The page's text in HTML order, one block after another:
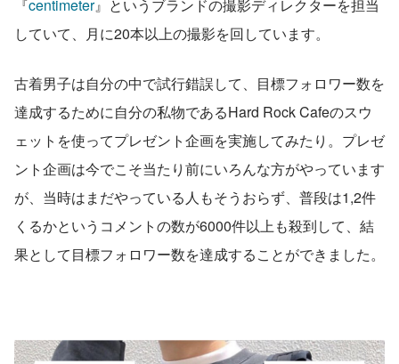
『centimeter』というブランドの撮影ディレクターを担当
していて、月に20本以上の撮影を回しています。
古着男子は自分の中で試行錯誤して、目標フォロワー数を
達成するために自分の私物であるHard Rock Cafeのスウ
ェットを使ってプレゼント企画を実施してみたり。プレゼ
ント企画は今でこそ当たり前にいろんな方がやっています
が、当時はまだやっている人もそうおらず、普段は1,2件
くるかというコメントの数が6000件以上も殺到して、結
果として目標フォロワー数を達成することができました。